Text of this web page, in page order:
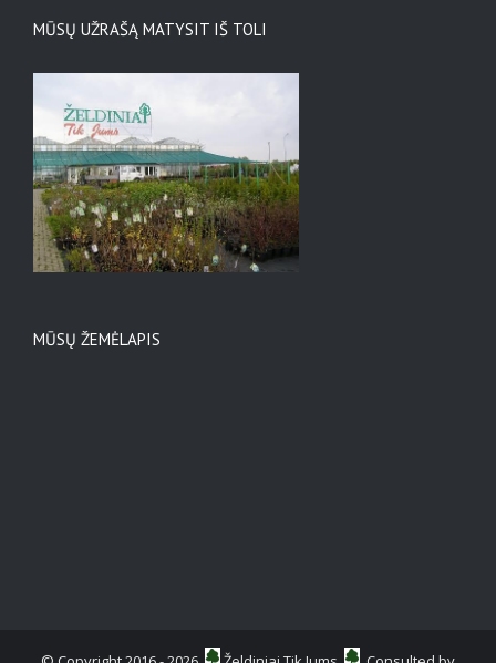
MŪSŲ UŽRAŠĄ MATYSIT IŠ TOLI
MŪSŲ ŽEMĖLAPIS